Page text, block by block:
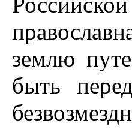
землю
быть